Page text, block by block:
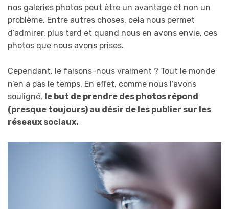
nos galeries photos peut être un avantage et non un
problème. Entre autres choses, cela nous permet
d’admirer, plus tard et quand nous en avons envie, ces
photos que nous avons prises.
Cependant, le faisons-nous vraiment ? Tout le monde
n’en a pas le temps. En effet, comme nous l’avons
souligné, le but de prendre des photos répond
(presque toujours) au désir de les publier sur les
réseaux sociaux.